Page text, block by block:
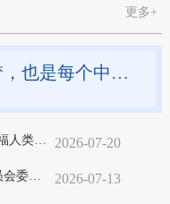
更多+
“中国梦是国家梦、民族梦，也是每个中华儿女的梦”——习近平总书记关于侨务工作的重要论述凝聚共同致力民族复兴的强大力量
“促进全球人工智能朝着向上向善、造福人类的方向发展”——习近平主席出席二〇二六世界人工智能大会暨人工智能全球治理高级别会议系列活动纪实 2026-07-20
习近平同朝鲜劳动党总书记、国务委员会委员长金正恩就《中朝友好合作互助条约》签订65周年互致贺电 2026-07-13